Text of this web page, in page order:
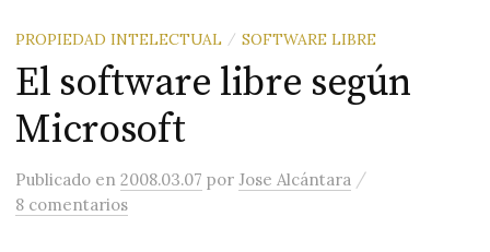
PROPIEDAD INTELECTUAL / SOFTWARE LIBRE
El software libre según
Microsoft
Publicado en2008.03.07 porJose Alcántara /
8 comentarios